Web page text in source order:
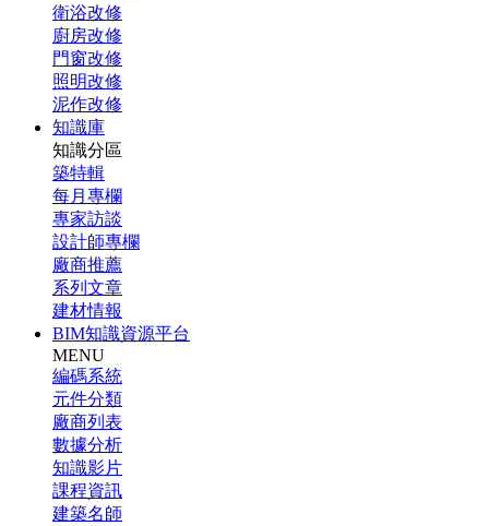
衛浴改修
廚房改修
門窗改修
照明改修
泥作改修
知識庫
知識分區
築特輯
每月專欄
專家訪談
設計師專欄
廠商推薦
系列文章
建材情報
BIM知識資源平台
MENU
編碼系統
元件分類
廠商列表
數據分析
知識影片
課程資訊
建築名師